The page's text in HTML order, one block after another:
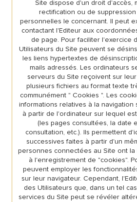
Site dispose d'un droit d'accès,
rectification ou de
personnelles le concernant. Il peut
contactant l'Editeur aux
de page. Pour faciliter l'exercice
Utilisateurs du Site peuvent se
les liens hypertextes de
mails adressés. Les ordinateurs
serveurs du Site reçoivent sur
plusieurs fichiers au format texte
communément " Cookies ". Les
informations relatives à la
à partir de l'ordinateur sur lequel
(les pages consultées, la date
consultation, etc.). Ils permettent
successives faites à partir d'un
personnes connectées au Site ont
à l'enregistrement de "cookies".
peuvent employer les
sur leur navigateur. Cependant,
des Utilisateurs que, dans un tel
services du Site peut se révéler